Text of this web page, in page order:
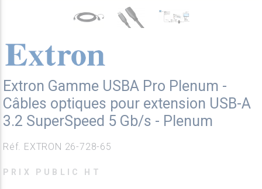
Extron Gamme USBA Pro Plenum -
Câbles optiques pour extension USB-A
3.2 SuperSpeed 5 Gb/s - Plenum
Réf. EXTRON 26-728-65
PRIX PUBLIC HT